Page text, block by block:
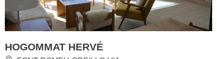
HOGOMMAT HERVÉ